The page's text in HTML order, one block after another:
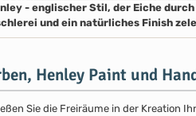
- englischer Stil, der Eiche
und ein natürliches Finish
Henley Paint und
Sie die Freiräume in der Kreation